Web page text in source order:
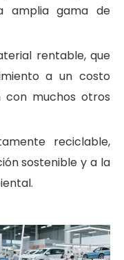
amplia gama de
rentable, que
a un costo
con muchos otros
reciclable,
sostenible y a la